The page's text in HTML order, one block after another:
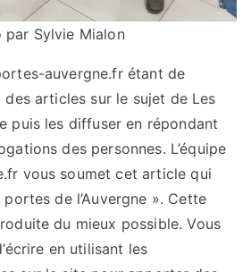
par Sylvie Mialon
auvergne.fr étant de
articles sur le sujet de Les
puis les diffuser en répondant
des personnes. L’équipe
vous soumet cet article qui
de l’Auvergne ». Cette
du mieux possible. Vous
en utilisant les